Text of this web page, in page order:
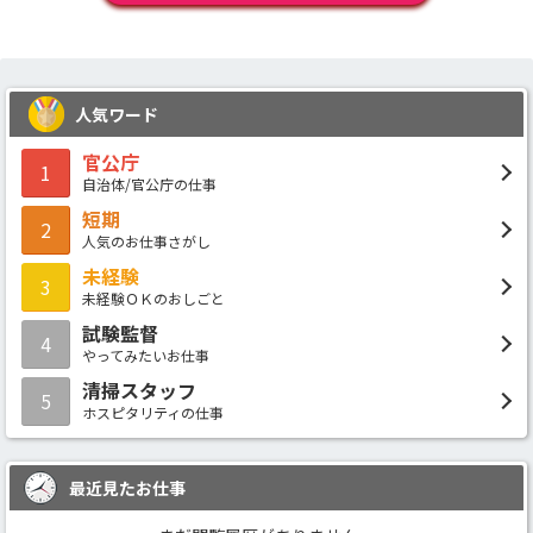
人気ワード
1 官公庁
自治体/官公庁の仕事
2 短期
人気のお仕事さがし
3 未経験
未経験ＯＫのおしごと
4 試験監督
やってみたいお仕事
5 清掃スタッフ
ホスピタリティの仕事
最近見たお仕事